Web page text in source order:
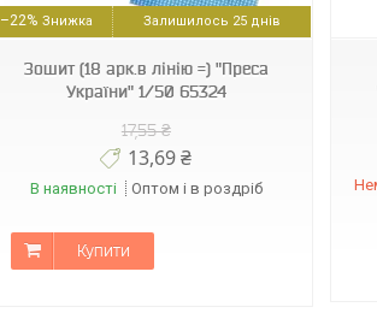
–22% Залишилось 25 днів
Зошит (18 арк.в лінію =) "Преса
України" 1/50 65324
17,55 ₴
13,69 ₴
В наявності Оптом і в роздріб
Купити